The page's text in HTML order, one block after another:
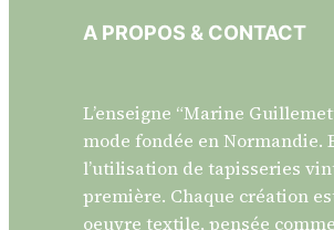
A PROPOS & CONTACT
L’enseigne “Marine
mode fondée en Normandie.
l’utilisation de tapisseries
première. Chaque création
oeuvre textile, pensée